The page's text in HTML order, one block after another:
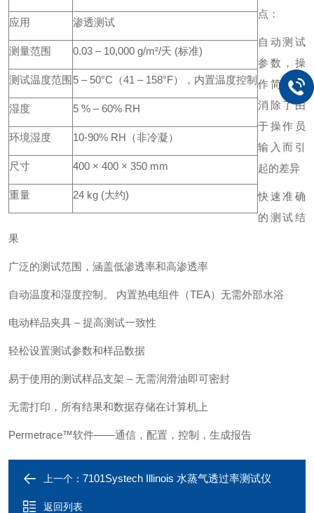
应用 渗透测试
测量范围 0.03 – 10,000 g/m²/天 (标准)
测试温度范围 5 – 50°C（41 – 158°F），内置温度控制
湿度 5 % – 60% RH
环境湿度 10-90% RH（非冷凝）
尺寸 400 × 400 × 350 mm
重量 24 kg (大约)
点：
自动测试
参数，操
作简单，
消除了由
于操作员
输入而引
起的差异
快速准确
的测试结
果
广泛的测试范围，涵盖低渗透率和高渗透率
自动温度和湿度控制。 内置热电组件（TEA）无需外部水浴
电动样品夹具 – 提高测试一致性
轻松设置测试参数和样品数据
易于使用的测试样品支架 – 无需润滑油即可密封
无需打印，所有结果和数据存储在计算机上
Permetrace™软件——通信，配置，控制，生成报告
上一个： 7101Systech Illinois 水蒸气透过率测试仪
返回列表